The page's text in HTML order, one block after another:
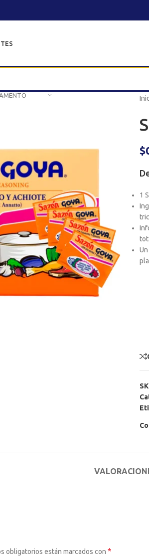
$
1
obligatorios están marcados con *